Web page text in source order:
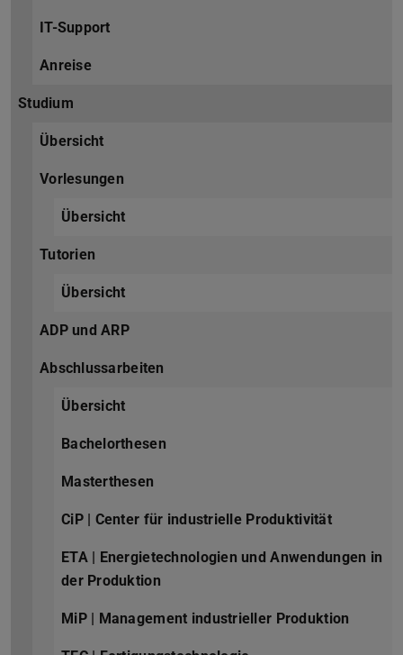
IT-Support
Anreise
Studium
Übersicht
Vorlesungen
Übersicht
Tutorien
Übersicht
ADP und ARP
Abschlussarbeiten
Übersicht
Bachelorthesen
Masterthesen
CiP | Center für industrielle Produktivität
ETA | Energietechnologien und Anwendungen in
der Produktion
MiP | Management industrieller Produktion